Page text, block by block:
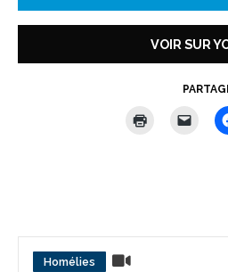
VOIR SUR
Homélies